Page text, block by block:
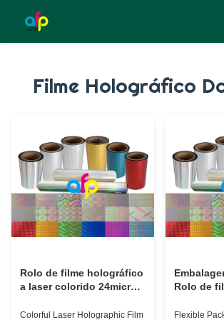
Filme Holográfico
Rolo de filme holográfico
a laser colorido 24micron
180 - 1880mm Largura
Colorful Laser Holographic Film
Rolo de
Flexible